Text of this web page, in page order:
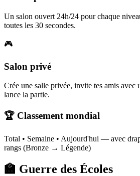
Un salon ouvert 24h/24 pour chaque
toutes les 30 secondes.
🎮
Salon privé
Crée une salle privée, invite tes amis avec
lance la partie.
🏆 Classement mondial
Total • Semaine • Aujourd'hui — avec
rangs (Bronze → Légende)
🏫 Guerre des Écoles